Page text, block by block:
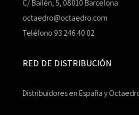
C/ Bailén, 5, 08010 Barcelona
octaedro@octaedro.com
Teléfono 93 246 40 02
RED DE DISTRIBUCIÓN
Distribuidores en España y